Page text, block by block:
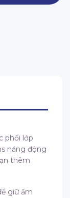
phối lớp
năng động
thêm
giữ ấm